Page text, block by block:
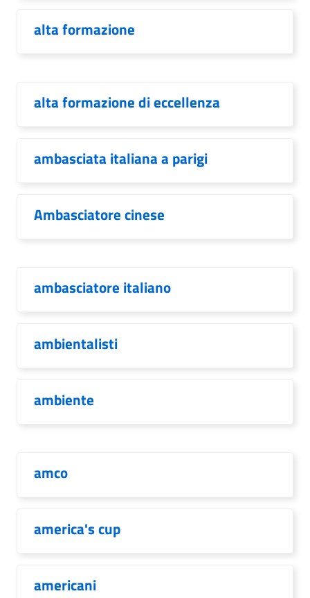
alta formazione
alta formazione di eccellenza
ambasciata italiana a parigi
Ambasciatore cinese
ambasciatore italiano
ambientalisti
ambiente
amco
america's cup
americani